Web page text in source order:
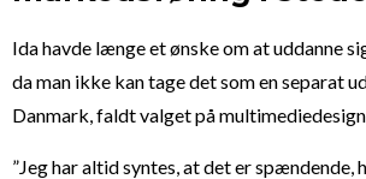
Ida havde længe et ønske om at uddanne
da man ikke kan tage det som en separat
Danmark, faldt valget på
”Jeg har altid syntes, at det er spændende,